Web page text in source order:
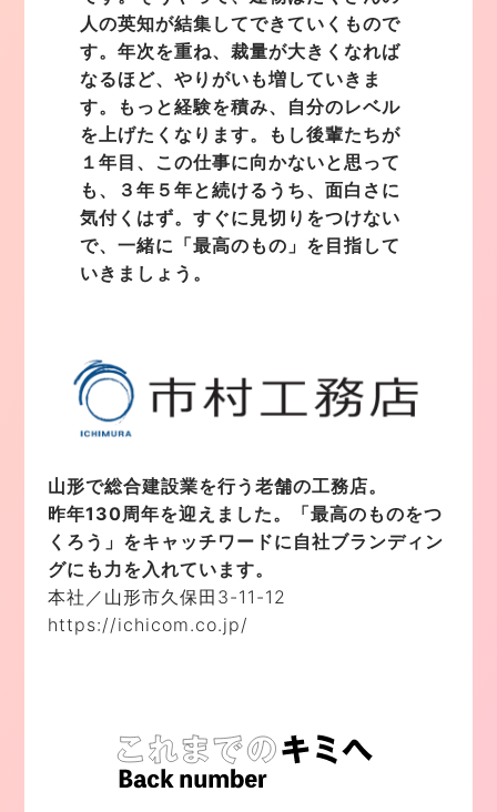
人の英知が結集してできていくもので
す。年次を重ね、裁量が大きくなれば
なるほど、やりがいも増していきま
す。もっと経験を積み、自分のレベル
を上げたくなります。もし後輩たちが
１年目、この仕事に向かないと思って
も、３年５年と続けるうち、面白さに
気付くはず。すぐに見切りをつけない
で、一緒に「最高のもの」を目指して
いきましょう。
山形で総合建設業を行う老舗の工務店。
昨年130周年を迎えました。「最高のものをつ
くろう」をキャッチワードに自社ブランディン
グにも力を入れています。
本社／山形市久保田3-11-12
https://ichicom.co.jp/